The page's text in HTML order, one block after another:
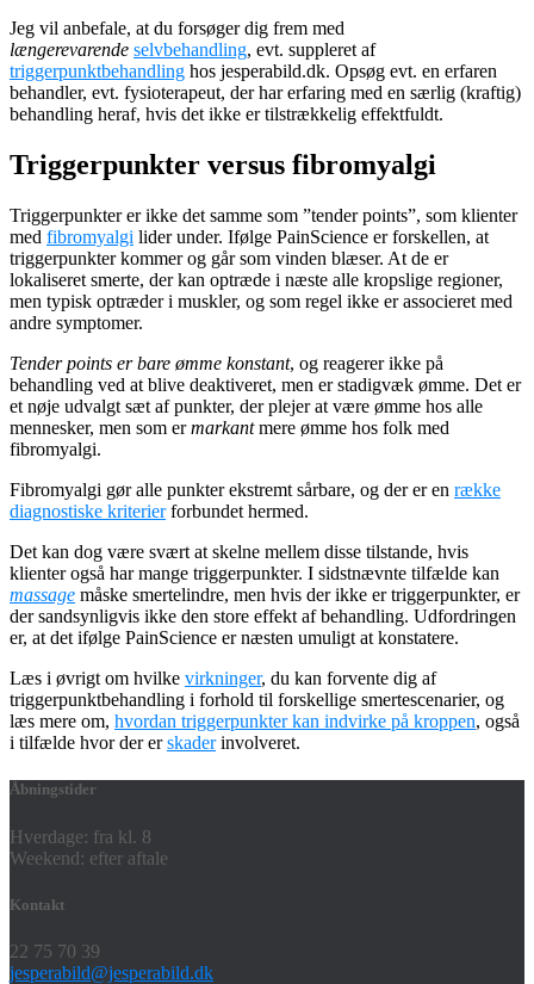
Jeg vil anbefale, at du forsøger dig frem med
længerevarende selvbehandling, evt. suppleret af
triggerpunktbehandling hos jesperabild.dk. Opsøg evt. en erfaren
behandler, evt. fysioterapeut, der har erfaring med en særlig (kraftig)
behandling heraf, hvis det ikke er tilstrækkelig effektfuldt.
Triggerpunkter versus fibromyalgi
Triggerpunkter er ikke det samme som ”tender points”, som klienter
med fibromyalgi lider under. Ifølge PainScience er forskellen, at
triggerpunkter kommer og går som vinden blæser. At de er
lokaliseret smerte, der kan optræde i næste alle kropslige regioner,
men typisk optræder i muskler, og som regel ikke er associeret med
andre symptomer.
Tender points er bare ømme konstant, og reagerer ikke på
behandling ved at blive deaktiveret, men er stadigvæk ømme. Det er
et nøje udvalgt sæt af punkter, der plejer at være ømme hos alle
mennesker, men som ermarkantmere ømme hos folk med
fibromyalgi.
Fibromyalgi gør alle punkter ekstremt sårbare, og der er en række
diagnostiske kriterierforbundet hermed.
Det kan dog være svært at skelne mellem disse tilstande, hvis
klienter også har mange triggerpunkter. I sidstnævnte tilfælde kan
massage måske smertelindre, men hvis der ikke er triggerpunkter, er
der sandsynligvis ikke den store effekt af behandling. Udfordringen
er, at det ifølge PainScience er næsten umuligt at konstatere.
Læs i øvrigt om hvilke virkninger, du kan forvente dig af
triggerpunktbehandling i forhold til forskellige smertescenarier, og
læs mere om, hvordan triggerpunkter kan indvirke på kroppen, også
i tilfælde hvor der erskaderinvolveret.
Åbningstider
Hverdage: fra kl. 8
Weekend: efter aftale
Kontakt
22 75 70 39
jesperabild@jesperabild.dk